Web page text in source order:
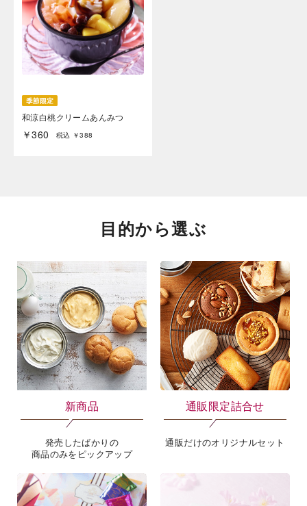
和涼白桃クリームあんみつ
￥360 税込 ￥388
目的から選ぶ
新商品
発売したばかりの
商品のみをピックアップ
通販限定詰合せ
通販だけのオリジナルセット